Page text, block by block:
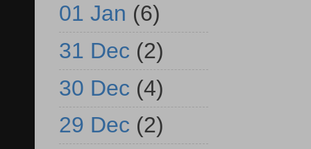
01 Jan (6)
31 Dec (2)
30 Dec (4)
29 Dec (2)